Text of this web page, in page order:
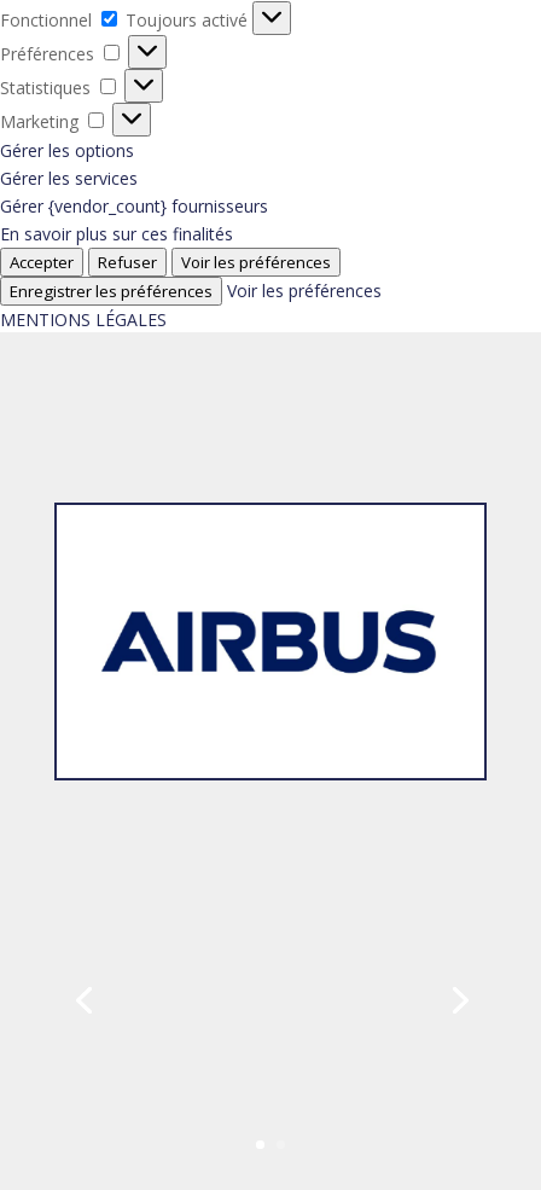
Fonctionnel
Fonctionnel
Toujours activé
Préférences
Préférences
Statistiques
Statistiques
Marketing
Marketing
Gérer les options
Gérer les services
Gérer {vendor_count} fournisseurs
En savoir plus sur ces finalités
Accepter Refuser
Voir les préférences
Enregistrer les préférences
Voir les préférences
MENTIONS LÉGALES